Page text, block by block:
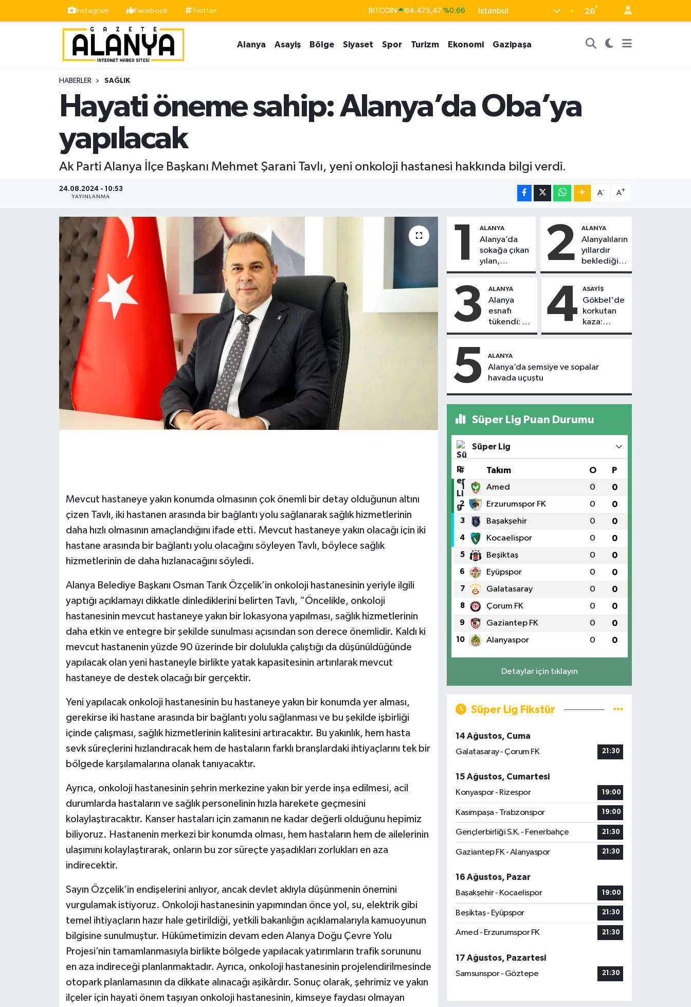
İnstagram Facebook Twitter DOLAR 47,5971 %0.05
STERLİN 64,2534 %0.22
İstanbul 26°
Alanya Asayiş Bölge Siyaset Spor Turizm Ekonomi Gazipaşa
HABERLER SAĞLIK
Hayati öneme sahip: Alanya’da Oba’ya
yapılacak
Ak Parti Alanya İlçe Başkanı Mehmet Şarani Tavlı, yeni onkoloji hastanesi hakkında bilgi verdi.
24.08.2024 - 10:53
YAYINLANMA
A- A+
Mevcut hastaneye yakın konumda olmasının çok önemli bir detay olduğunun altını
çizen Tavlı, iki hastanen arasında bir bağlantı yolu sağlanarak sağlık hizmetlerinin
daha hızlı olmasının amaçlandığını ifade etti. Mevcut hastaneye yakın olacağı için iki
hastane arasında bir bağlantı yolu olacağını söyleyen Tavlı, böylece sağlık
hizmetlerinin de daha hızlanacağını söyledi.
Alanya Belediye Başkanı Osman Tarık Özçelik’in onkoloji hastanesinin yeriyle ilgili
yaptığı açıklamayı dikkatle dinlediklerini belirten Tavlı, “Öncelikle, onkoloji
hastanesinin mevcut hastaneye yakın bir lokasyona yapılması, sağlık hizmetlerinin
daha etkin ve entegre bir şekilde sunulması açısından son derece önemlidir. Kaldı ki
mevcut hastanenin yüzde 90 üzerinde bir dolulukla çalıştığı da düşünüldüğünde
yapılacak olan yeni hastaneyle birlikte yatak kapasitesinin artırılarak mevcut
hastaneye de destek olacağı bir gerçektir.
Yeni yapılacak onkoloji hastanesinin bu hastaneye yakın bir konumda yer alması,
gerekirse iki hastane arasında bir bağlantı yolu sağlanması ve bu şekilde işbirliği
içinde çalışması, sağlık hizmetlerinin kalitesini artıracaktır. Bu yakınlık, hem hasta
sevk süreçlerini hızlandıracak hem de hastaların farklı branşlardaki ihtiyaçlarını tek bir
bölgede karşılamalarına olanak tanıyacaktır.
Ayrıca, onkoloji hastanesinin şehrin merkezine yakın bir yerde inşa edilmesi, acil
durumlarda hastaların ve sağlık personelinin hızla harekete geçmesini
kolaylaştıracaktır. Kanser hastaları için zamanın ne kadar değerli olduğunu hepimiz
biliyoruz. Hastanenin merkezi bir konumda olması, hem hastaların hem de ailelerinin
ulaşımını kolaylaştırarak, onların bu zor süreçte yaşadıkları zorlukları en aza
indirecektir.
Sayın Özçelik’in endişelerini anlıyor, ancak devlet aklıyla düşünmenin önemini
vurgulamak istiyoruz. Onkoloji hastanesinin yapımından önce yol, su, elektrik gibi
temel ihtiyaçların hazır hale getirildiği, yetkili bakanlığın açıklamalarıyla kamuoyunun
bilgisine sunulmuştur. Hükümetimizin devam eden Alanya Doğu Çevre Yolu
Projesi’nin tamamlanmasıyla birlikte bölgede yapılacak yatırımların trafik sorununu
en aza indireceği planlanmaktadır. Ayrıca, onkoloji hastanesinin projelendirilmesinde
otopark planlamasının da dikkate alınacağı aşikârdır. Sonuç olarak, şehrimiz ve yakın
ilçeler için hayati önem taşıyan onkoloji hastanesinin, kimseye faydası olmayan
1 ALANYA
Alanya’da
sokağa çıkan
yılan,
vatandaşı
2 ALANYA
Alanyalıların
yıllardır
beklediği
yol askıdan
3 ALANYA
Alanya
esnafı
tükendi: 1
ayda 150
kapandı
4 ASAYIŞ
Gökbel'de
korkutan
kaza:
Başkanın
çarptı
5 ALANYA
Alanya’da şemsiye ve sopalar
havada uçuştu
Süper Lig Puan Durumu
Süper Lig
# Takım O P
1 Amed 0 0
2 Erzurumspor FK 0 0
3 Başakşehir 0 0
4 Kocaelispor 0 0
5 Beşiktaş 0 0
6 Eyüpspor 0 0
7 Galatasaray 0 0
8 Çorum FK 0 0
9 Gaziantep FK 0 0
10 Alanyaspor 0 0
Detaylar için tıklayın
Süper Lig Fikstür
14 Ağustos, Cuma
Galatasaray - Çorum FK
21:30
15 Ağustos, Cumartesi
Konyaspor - Rizespor
19:00
Kasımpaşa - Trabzonspor 19:00
Gençlerbirliği S.K. - Fenerbahçe 21:30
Gaziantep FK - Alanyaspor 21:30
16 Ağustos, Pazar
Başakşehir - Kocaelispor
19:00
Beşiktaş - Eyüpspor 21:30
Amed - Erzurumspor FK 21:30
17 Ağustos, Pazartesi
Samsunspor - Göztepe
21:30
İstanbul Nöbetçi Eczaneler
İstanbul Hava Durumu
Süper Lig Puan Durumu ve Fikstür
Tüm Manşetler
Son Dakika Haberleri
Haber Arşivi